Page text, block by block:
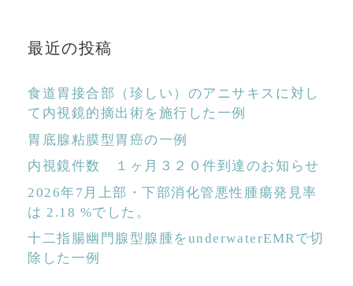
ブ
最近の投稿
食道胃接合部（珍しい）のアニサキスに対し
て内視鏡的摘出術を施行した一例
胃底腺粘膜型胃癌の一例
内視鏡件数 １ヶ月３２０件到達のお知らせ
2026年7月上部・下部消化管悪性腫瘍発見率
は 2.18 %でした。
十二指腸幽門腺型腺腫をunderwaterEMRで切
除した一例